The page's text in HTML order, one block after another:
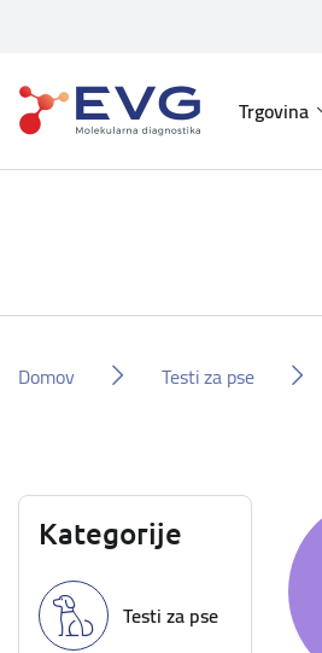
Trgovina
Domov Testi za pse
Kategorije
Testi za pse